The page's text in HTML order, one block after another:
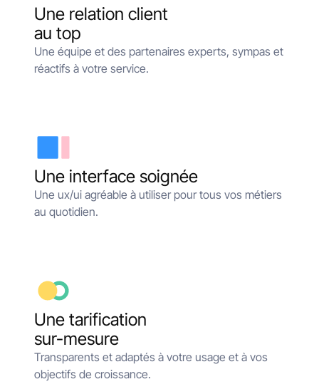
Une relation client
au top
Une équipe et des partenaires experts, sympas et
réactifs à votre service.
Une interface soignée
Une ux/ui agréable à utiliser pour tous vos métiers
au quotidien.
Une tarification
sur-mesure
Transparents et adaptés à votre usage et à vos
objectifs de croissance.